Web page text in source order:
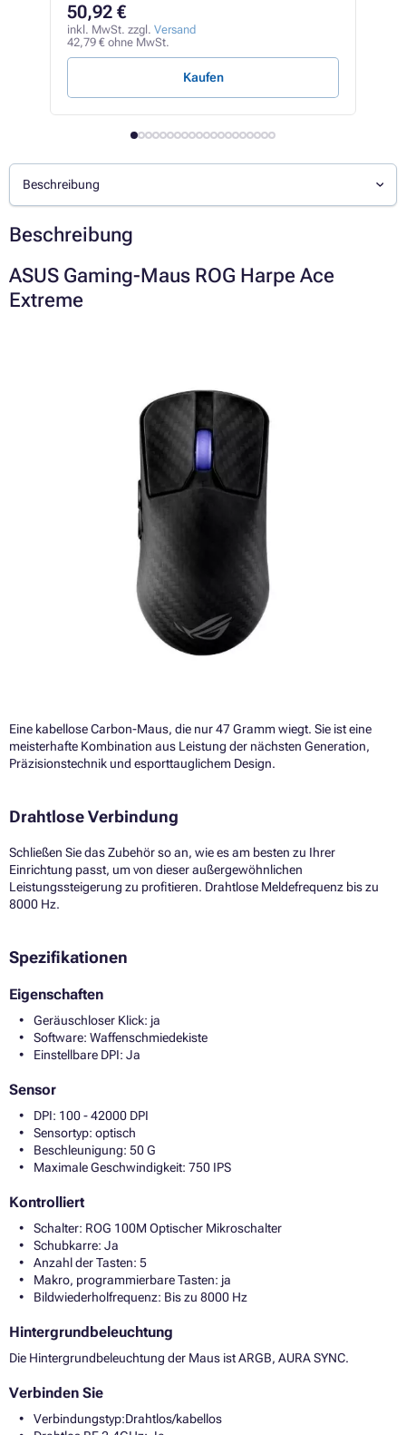
50,92 €
inkl. MwSt. zzgl. Versand
42,79 € ohne MwSt.
Kaufen
Beschreibung
Beschreibung
ASUS Gaming-Maus ROG Harpe Ace
Extreme
Eine kabellose Carbon-Maus, die nur 47 Gramm wiegt. Sie ist eine
meisterhafte Kombination aus Leistung der nächsten Generation,
Präzisionstechnik und esporttauglichem Design.
Drahtlose Verbindung
Schließen Sie das Zubehör so an, wie es am besten zu Ihrer
Einrichtung passt, um von dieser außergewöhnlichen
Leistungssteigerung zu profitieren. Drahtlose Meldefrequenz bis zu
8000 Hz.
Spezifikationen
Eigenschaften
Geräuschloser Klick: ja
Software: Waffenschmiedekiste
Einstellbare DPI: Ja
Sensor
DPI: 100 - 42000 DPI
Sensortyp: optisch
Beschleunigung: 50 G
Maximale Geschwindigkeit: 750 IPS
Kontrolliert
Schalter: ROG 100M Optischer Mikroschalter
Schubkarre: Ja
Anzahl der Tasten: 5
Makro, programmierbare Tasten: ja
Bildwiederholfrequenz: Bis zu 8000 Hz
Hintergrundbeleuchtung
Die Hintergrundbeleuchtung der Maus ist ARGB, AURA SYNC.
Verbinden Sie
Verbindungstyp:Drahtlos/kabellos